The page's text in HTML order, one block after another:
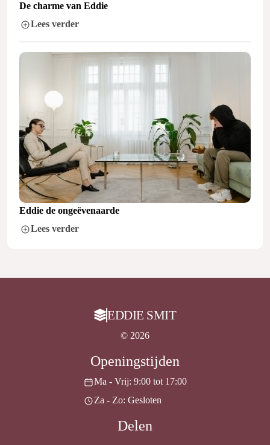
De charme van Eddie
Lees verder
Eddie de ongeëvenaarde
Lees verder
EDDIE SMIT
© 2026
Openingstijden
Ma - Vrij: 9:00 tot 17:00
Za - Zo: Gesloten
Delen